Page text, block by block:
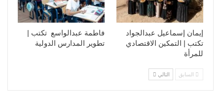
فاطمة عبدالواسع تكتب |
تطوير المدارس الدولية
إيمان إسماعيل عبدالجواد
تكتب | التمكين الاقتصادي
للمرأة
السابق التالي